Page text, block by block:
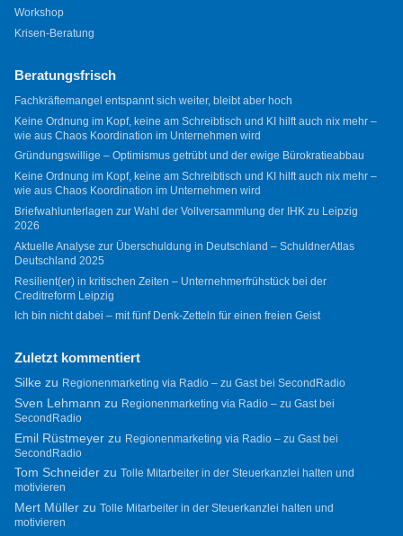
Workshop
Krisen-Beratung
Beratungsfrisch
Fachkräftemangel entspannt sich weiter, bleibt aber hoch
Keine Ordnung im Kopf, keine am Schreibtisch und KI hilft auch nix mehr –
wie aus Chaos Koordination im Unternehmen wird
Gründungswillige – Optimismus getrübt und der ewige Bürokratieabbau
Keine Ordnung im Kopf, keine am Schreibtisch und KI hilft auch nix mehr –
wie aus Chaos Koordination im Unternehmen wird
Briefwahlunterlagen zur Wahl der Vollversammlung der IHK zu Leipzig
2026
Aktuelle Analyse zur Überschuldung in Deutschland – SchuldnerAtlas
Deutschland 2025
Resilient(er) in kritischen Zeiten – Unternehmerfrühstück bei der
Creditreform Leipzig
Ich bin nicht dabei – mit fünf Denk-Zetteln für einen freien Geist
Zuletzt kommentiert
Silkezu Regionenmarketing via Radio – zu Gast bei SecondRadio
Sven Lehmann zu Regionenmarketing via Radio – zu Gast bei
SecondRadio
Emil Rüstmeyerzu Regionenmarketing via Radio – zu Gast bei
SecondRadio
Tom Schneiderzu Tolle Mitarbeiter in der Steuerkanzlei halten und
motivieren
Mert Müllerzu Tolle Mitarbeiter in der Steuerkanzlei halten und
motivieren